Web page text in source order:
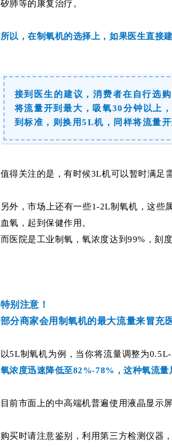
矽肺等的康复治疗 。
所以，在制氧机的选择上，如果医生直接
接到医生的建议，消费者在自行选
将流量开到最大，吸氧30分钟以上
到标准，则换用5L机，同样将流量
值得关注的是，有时候3L机可以暂时满足
另外，市场上还有一些1-2L制氧机，这些
血氧，起到保健作用。
而医院是工业制氧，氧浓度达到99%，刻
特别注意！
部分商家会用制氧机的最大流量来冒充
以5L制氧机为例，当你将流量调整为
氧浓度迅速降低至82%-78%，这种氧流量
目前市面上的中高端机普遍使用液晶显示
购买时请注意鉴别，利用第三方检测仪器